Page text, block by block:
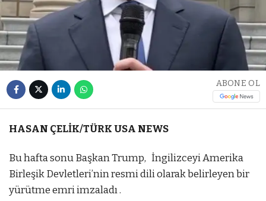
ABONE OL
HASAN ÇELİK/TÜRK USA NEWS
Bu hafta sonu Başkan Trump, İngilizceyi Amerika
Birleşik Devletleri’nin resmi dili olarak belirleyen bir
yürütme emri imzaladı .